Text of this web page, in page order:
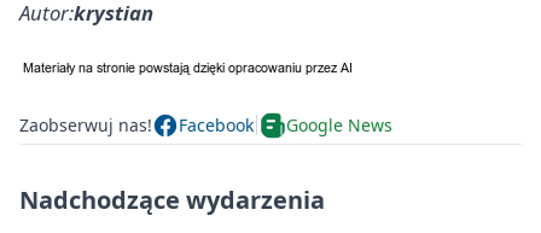
Autor:krystian
Zaobserwuj nas! Facebook Google News
Nadchodzące wydarzenia